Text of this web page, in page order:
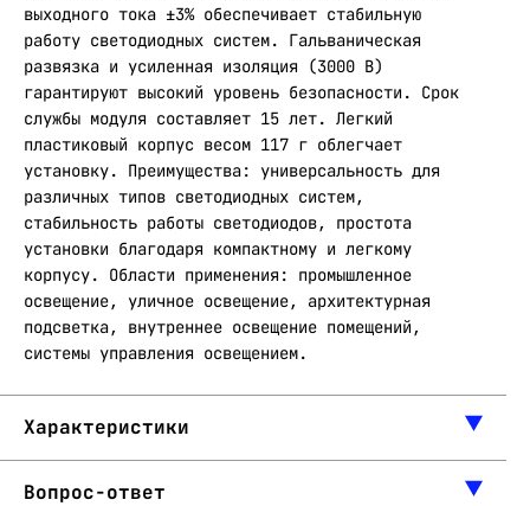
выходного тока ±3% обеспечивает стабильную
работу светодиодных систем. Гальваническая
развязка и усиленная изоляция (3000 В)
гарантируют высокий уровень безопасности. Срок
службы модуля составляет 15 лет. Легкий
пластиковый корпус весом 117 г облегчает
установку. Преимущества: универсальность для
различных типов светодиодных систем,
стабильность работы светодиодов, простота
установки благодаря компактному и легкому
корпусу. Области применения: промышленное
освещение, уличное освещение, архитектурная
подсветка, внутреннее освещение помещений,
системы управления освещением.
Характеристики
Вопрос-ответ